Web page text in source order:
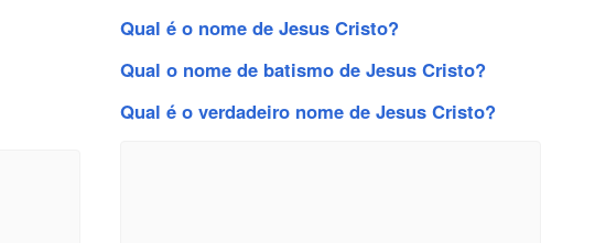
Qual é o nome de Jesus Cristo?
Qual o nome de batismo de Jesus Cristo?
Qual é o verdadeiro nome de Jesus Cristo?